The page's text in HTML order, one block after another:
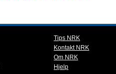
Tips NRK
Kontakt NRK
Om NRK
Hjelp